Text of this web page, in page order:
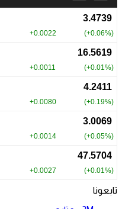
تابعونا